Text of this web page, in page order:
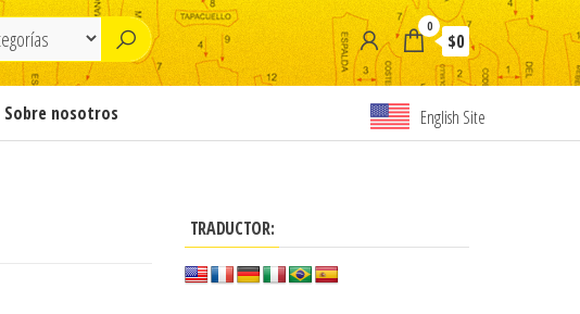
0
$0
Sobre nosotros English Site
TRADUCTOR: